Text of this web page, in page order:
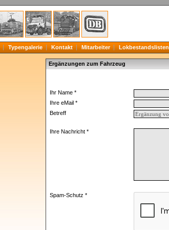
Typengalerie Kontakt Mitarbeiter Lokbestandslisten
Ergänzungen zum Fahrzeug
Ihr Name *
Ihre eMail *
Betreff
Ihre Nachricht *
Spam-Schutz *